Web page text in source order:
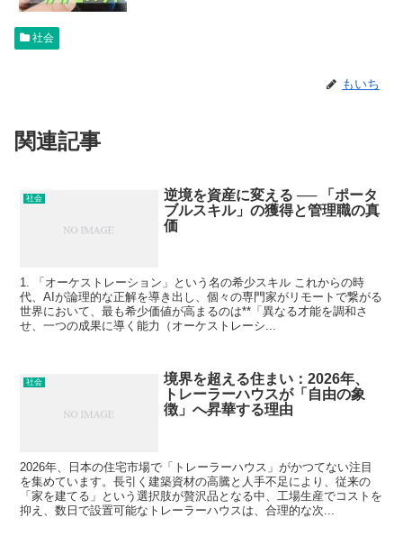
社会
もいち
関連記事
社会
逆境を資産に変える ── 「ポータ
ブルスキル」の獲得と管理職の真
価
1. 「オーケストレーション」という名の希少スキル これからの時
代、AIが論理的な正解を導き出し、個々の専門家がリモートで繋がる
世界において、最も希少価値が高まるのは**「異なる才能を調和さ
せ、一つの成果に導く能力（オーケストレーシ...
社会
境界を超える住まい：2026年、
トレーラーハウスが「自由の象
徴」へ昇華する理由
2026年、日本の住宅市場で「トレーラーハウス」がかつてない注目
を集めています。長引く建築資材の高騰と人手不足により、従来の
「家を建てる」という選択肢が贅沢品となる中、工場生産でコストを
抑え、数日で設置可能なトレーラーハウスは、合理的な次...